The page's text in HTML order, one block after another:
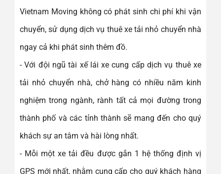
Vietnam Moving không có phát sinh chi phí khi vận
chuyển, sử dụng dịch vụ thuê xe tải nhỏ chuyển nhà
ngay cả khi phát sinh thêm đồ.
- Với đội ngũ tài xế lái xe cung cấp dịch vụ thuê xe
tải nhỏ chuyển nhà, chở hàng có nhiều năm kinh
nghiệm trong ngành, rành tất cả mọi đường trong
thành phố và các tỉnh thành sẽ mang đến cho quý
khách sự an tâm và hài lòng nhất.
- Mỗi một xe tải đều được gắn 1 hệ thống định vị
GPS mới nhất, nhằm cung cấp cho quý khách hàng